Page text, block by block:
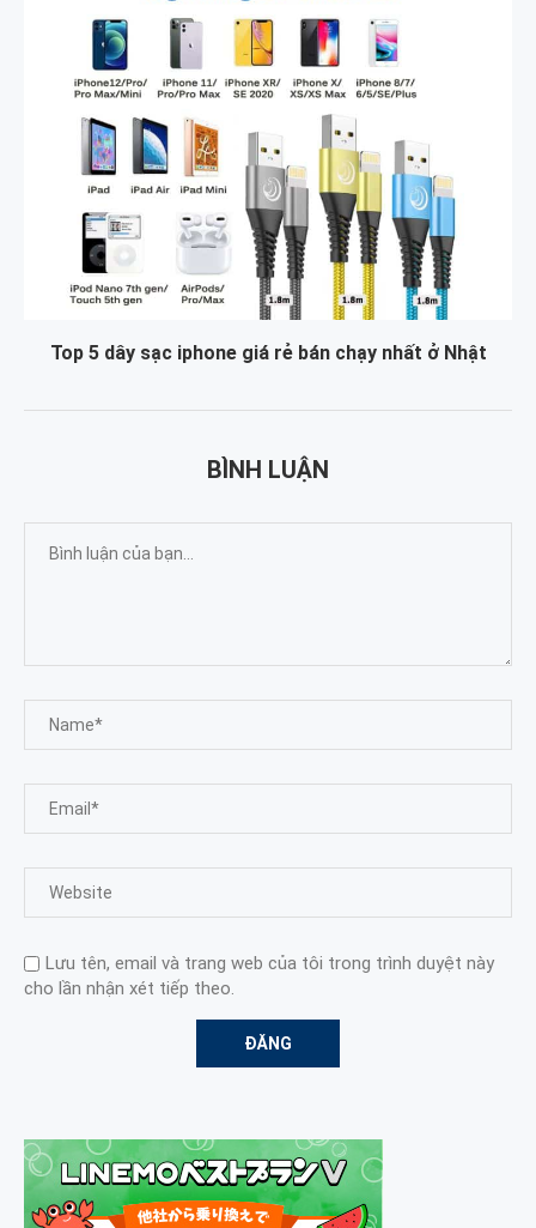
Top 5 dây sạc iphone giá rẻ bán chạy nhất ở Nhật
BÌNH LUẬN
Lưu tên, email và trang web của tôi trong trình duyệt này
cho lần nhận xét tiếp theo.